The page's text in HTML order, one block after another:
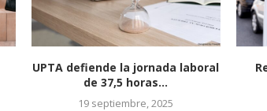
UPTA defiende la jornada laboral
de 37,5 horas...
19 septiembre, 2025